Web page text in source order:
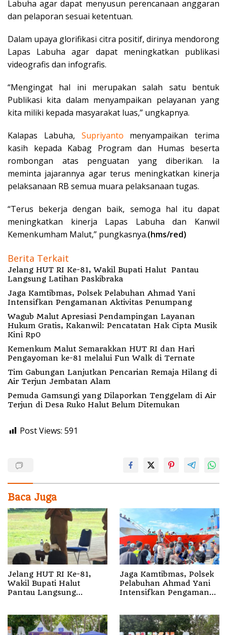
Labuha agar dapat menyusun perencanaan anggaran
dan pelaporan sesuai ketentuan.
Dalam upaya glorifikasi citra positif, dirinya mendorong
Lapas Labuha agar dapat meningkatkan publikasi
videografis dan infografis.
“Mengingat hal ini merupakan salah satu bentuk
Publikasi kita dalam menyampaikan pelayanan yang
kita miliki kepada masyarakat luas,” ungkapnya.
Kalapas Labuha, Supriyanto menyampaikan terima
kasih kepada Kabag Program dan Humas beserta
rombongan atas penguatan yang diberikan. Ia
meminta jajarannya agar terus meningkatkan kinerja
pelaksanaan RB semua muara pelaksanaan tugas.
“Terus bekerja dengan baik, semoga hal itu dapat
meningkatkan kinerja Lapas Labuha dan Kanwil
Kemenkumham Malut,” pungkasnya.(hms/red)
Berita Terkait
Jelang HUT RI Ke-81, Wakil Bupati Halut Pantau
Langsung Latihan Paskibraka
Jaga Kamtibmas, Polsek Pelabuhan Ahmad Yani
Intensifkan Pengamanan Aktivitas Penumpang
Wagub Malut Apresiasi Pendampingan Layanan
Hukum Gratis, Kakanwil: Pencatatan Hak Cipta Musik
Kini Rp0
Kemenkum Malut Semarakkan HUT RI dan Hari
Pengayoman ke-81 melalui Fun Walk di Ternate
Tim Gabungan Lanjutkan Pencarian Remaja Hilang di
Air Terjun Jembatan Alam
Pemuda Gamsungi yang Dilaporkan Tenggelam di Air
Terjun di Desa Ruko Halut Belum Ditemukan
Post Views: 591
Baca Juga
Jelang HUT RI Ke-81,
Wakil Bupati Halut
Pantau Langsung
Jaga Kamtibmas, Polsek
Pelabuhan Ahmad Yani
Intensifkan Pengamanan